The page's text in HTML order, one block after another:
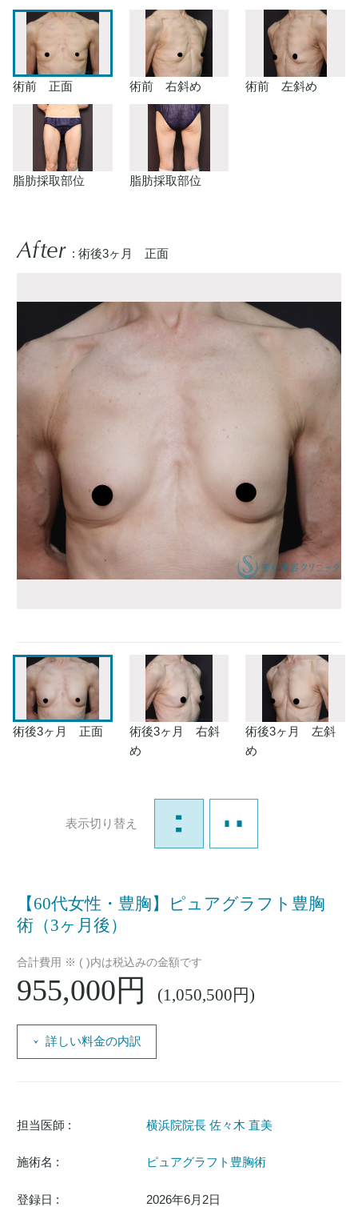
術前 正面 術前 右斜め 術前 左斜め
脂肪採取部位 脂肪採取部位
After : 術後3ヶ月 正面
術後3ヶ月 正面
術後3ヶ月 右斜
め
術後3ヶ月 左斜
め
表示切り替え
【60代女性・豊胸】ピュアグラフト豊胸
術（3ヶ月後）
合計費用 ※ ( )内は税込みの金額です
955,000円 (1,050,500円)
詳しい料金の内訳
担当医師 : 横浜院院長 佐々木 直美
施術名 : ピュアグラフト豊胸術
登録日 : 2026年6月2日